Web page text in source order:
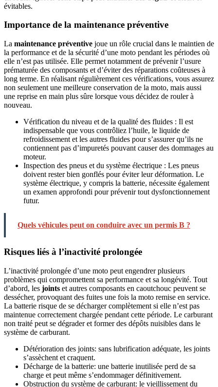
évitables.
Importance de la maintenance préventive
La maintenance préventive joue un rôle crucial dans le maintien de
la performance et de la sécurité d’une moto pendant les périodes où
elle n’est pas utilisée. Elle permet notamment de prévenir l’usure
prématurée des composants et d’éviter des réparations coûteuses à
long terme. En réalisant régulièrement ces vérifications, vous assurez
non seulement une meilleure conservation de la moto, mais aussi
une reprise en main plus sûre lorsque vous décidez de rouler à
nouveau.
Vérification du niveau et de la qualité des fluides : Il est
indispensable que vous contrôliez l’huile, le liquide de
refroidissement et les autres fluides pour s’assurer qu’ils ne
contiennent pas d’impuretés pouvant causer des dommages au
moteur.
Inspection des pneus et du système électrique : Les pneus
doivent rester bien gonflés pour éviter leur déformation. Le
système électrique, y compris la batterie, nécessite également
un examen approfondi pour prévenir tout dysfonctionnement
futur.
Quels véhicules peut on conduire avec un permis B ?
Risques liés à l’inactivité prolongée
L’inactivité prolongée d’une moto peut engendrer plusieurs
problèmes qui compromettent sa performance et sa longévité. Tout
d’abord, les joints et autres composants en caoutchouc peuvent se
dessécher, provoquant des fuites une fois la moto remise en service.
La batterie risque de se décharger complètement si elle n’est pas
maintenue correctement chargée pendant cette période. Le carburant
non traité peut se dégrader et former des dépôts nuisibles dans le
système de carburant.
Détérioration des joints: sans lubrification adéquate, les joints
s’assèchent et craquent.
Décharge de la batterie: une batterie inutilisée perd de sa
charge et peut même s’endommager définitivement.
Obstruction du système de carburant: le vieillissement du